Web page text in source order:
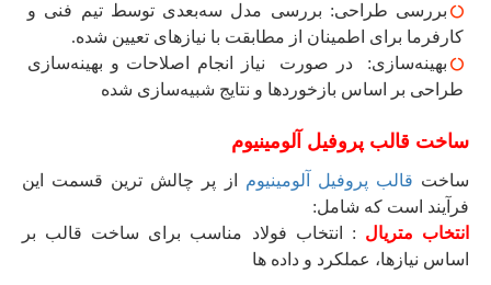
بررسی طراحی: بررسی مدل سه‌بعدی توسط تیم فنی و
کارفرما برای اطمینان از مطابقت با نیازهای تعیین شده.
بهینه‌سازی: در صورت نیاز انجام اصلاحات و بهینه‌سازی
طراحی بر اساس بازخوردها و نتایج شبیه‌سازی شده
ساخت قالب پروفیل آلومینیوم
ساخت قالب پروفیل آلومینیوم از پر چالش ترین قسمت این
فرآیند است که شامل:
انتخاب متریال : انتخاب فولاد مناسب برای ساخت قالب بر
اساس نیازها، عملکرد و داده ها